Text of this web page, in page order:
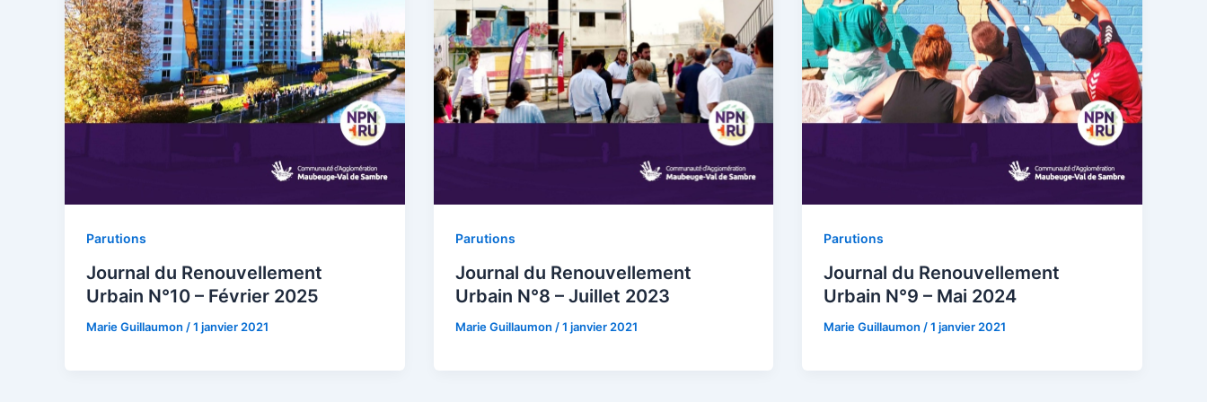
Parutions
Journal du Renouvellement
Urbain N°10 – Février 2025
Marie Guillaumon /1 janvier 2021
Parutions
Journal du Renouvellement
Urbain N°8 – Juillet 2023
Marie Guillaumon /1 janvier 2021
Parutions
Journal du Renouvellement
Urbain N°9 – Mai 2024
Marie Guillaumon/1 janvier 2021